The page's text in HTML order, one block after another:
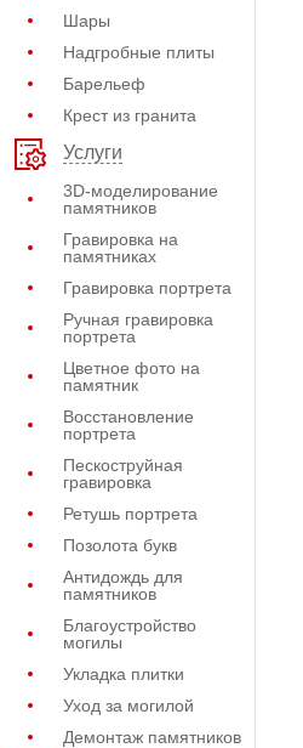
Шары
Надгробные плиты
Барельеф
Крест из гранита
Услуги
3D-моделирование
памятников
Гравировка на
памятниках
Гравировка портрета
Ручная гравировка
портрета
Цветное фото на
памятник
Восстановление
портрета
Пескоструйная
гравировка
Ретушь портрета
Позолота букв
Антидождь для
памятников
Благоустройство
могилы
Укладка плитки
Уход за могилой
Демонтаж памятников